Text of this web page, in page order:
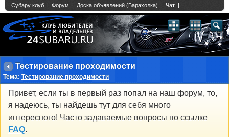
Тестирование проходимости
Тема: Тестирование проходимости
Привет, если ты в первый раз попал на наш форум, то,
я надеюсь, ты найдешь тут для себя много
интересного! Часто задаваемые вопросы по ссылке
FAQ.
Single Sign On provided byvBSSO
2 3 4 5 6 7 8 9 10 11 12 13 14 15 16 17 18 21 22 23 24 25 26
27 28 29 30 31 32 33 34 35 36 37 38 39 40 41 42 43